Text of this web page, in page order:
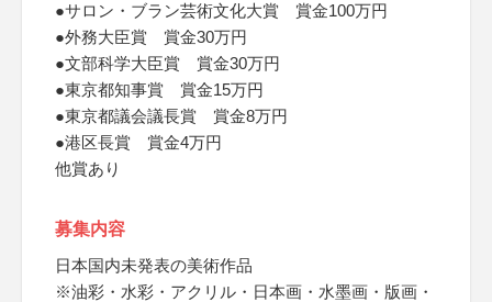
●サロン・ブラン芸術文化大賞 賞金100万円
●外務大臣賞 賞金30万円
●文部科学大臣賞 賞金30万円
●東京都知事賞 賞金15万円
●東京都議会議長賞 賞金8万円
●港区長賞 賞金4万円
他賞あり
募集内容
日本国内未発表の美術作品
※油彩・水彩・アクリル・日本画・水墨画・版画・